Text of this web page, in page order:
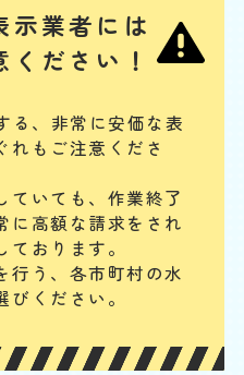
引
イレの飾り棚の小さい置物、子ど
を落としてつまらせた場合は、ス
水管の奥に留まる可能性がありま
談してください。
に物を流した
EB
限
定
割
引
3,300円〜
、トイレの臭気が上がってこない
ます。異物が混入するとそこで引
うなると一般の人ではつまりを解
示業者には
ださい！
る、非常に安価な表
れもご注意くださ
ていても、作業終了
に高額な請求をされ
おります。
行う、各市町村の水
ください。